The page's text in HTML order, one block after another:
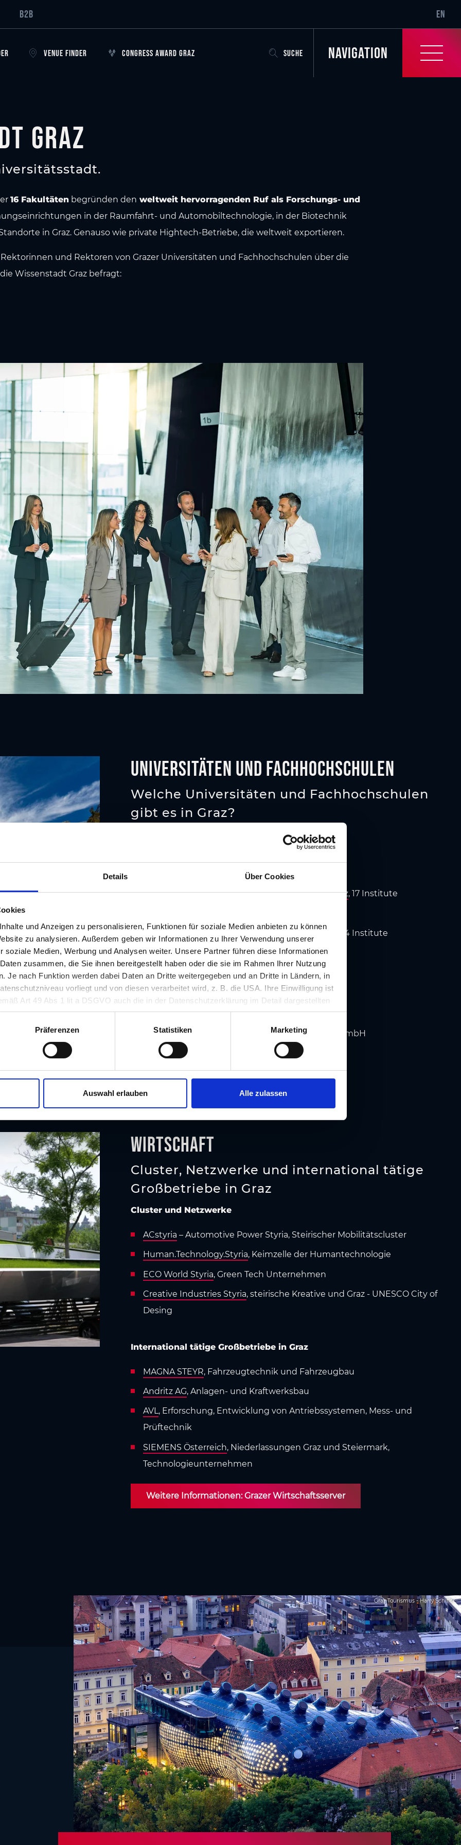
Details Über Cookies
und Anzeigen zu personalisieren, Funktionen für soziale Medien anbieten zu können
zu analysieren. Außerdem geben wir Informationen zu Ihrer Verwendung unserer
soziale Medien, Werbung und Analysen weiter. Unsere Partner führen diese Informationen
zusammen, die Sie ihnen bereitgestellt haben oder die sie im Rahmen Ihrer Nutzung
Je nach Funktion werden dabei Daten an Dritte weitergegeben und an Dritte in Ländern, in
vorliegt und von diesen verarbeitet wird, z. B. die USA. Ihre Einwilligung ist
Art 49 Abs 1 lit a DSGVO auch die in der Datenschutzerklärung im Detail dargestellten
in unsicheren Drittstaaten, wie insbesondere den USA. Ihre Einwilligung ist für die Nutzung
und kann jederzeit auf unserer Seite abgelehnt oder widerrufen werden.
Präferenzen Statistiken Marketing
Auswahl erlauben Alle zulassen
B2B SR-
EN
VENUE FINDER CONGRESS AWARD GRAZ SUCHE Navigation
Graz
16 Fakultäten begründen den weltweit hervorragenden Ruf als Forschungs- und
in der Raumfahrt- und Automobiltechnologie, in der Biotechnik
in Graz. Genauso wie private Hightech-Betriebe, die weltweit exportieren.
und Rektoren von Grazer Universitäten und Fachhochschulen über die
Wissenstadt Graz befragt:
Universitäten und Fachhochschulen
Welche Universitäten und Fachhochschulen
gibt es in Graz?
, 74 Institute
Medizinische Universität Graz , 20 Institute
Universität für Musik und darstellende Kunst Graz, 17 Institute
Private Pädagogische Hochschule Augustinum , 4 Institute
Fachhochschule Joanneum, 35 Studiengänge
Fachhochschule CAMPUS 02, 5 Studiengänge
JOANNEUM RESEARCH Forschungsgesellschaft mbH
Wirtschaft
Cluster, Netzwerke und international tätige
Großbetriebe in Graz
Cluster und Netzwerke
ACstyria – Automotive Power Styria, Steirischer Mobilitätscluster
Human.Technology.Styria, Keimzelle der Humantechnologie
ECO World Styria, Green Tech Unternehmen
Creative Industries Styria, steirische Kreative und Graz - UNESCO City of
Desing
International tätige Großbetriebe in Graz
MAGNA STEYR, Fahrzeugtechnik und Fahrzeugbau
Andritz AG, Anlagen- und Kraftwerksbau
AVL, Erforschung, Entwicklung von Antriebssystemen, Mess- und
Prüftechnik
SIEMENS Österreich, Niederlassungen Graz und Steiermark,
Technologieunternehmen
Weitere Informationen: Grazer Wirtschaftsserver
Graz Tourismus - Harry Schiffer